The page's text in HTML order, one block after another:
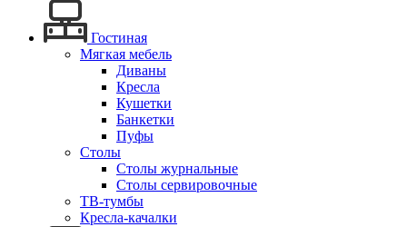
Гостиная
Мягкая мебель
Диваны
Кресла
Кушетки
Банкетки
Пуфы
Столы
Столы журнальные
Столы сервировочные
ТВ-тумбы
Кресла-качалки